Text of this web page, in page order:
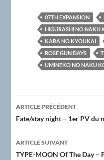
07TH EXPANSION
HIGURASHI NO NAKU
KARA NO KYOUKAI
ROSE GUN DAYS
UMINEKO NO NAKU
Navigation
des
articles
ARTICLE PRÉCÉDENT
Fate/stay night – 1er PV du
ARTICLE SUIVANT
TYPE-MOON Of The Day –